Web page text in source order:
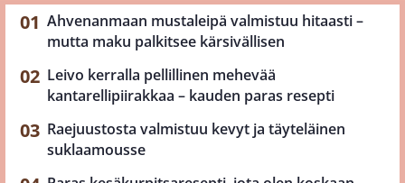
Ahvenanmaan mustaleipä valmistuu hitaasti –
mutta maku palkitsee kärsivällisen
Leivo kerralla pellillinen mehevää
kantarellipiirakkaa – kauden paras resepti
Raejuustosta valmistuu kevyt ja täyteläinen
suklaamousse